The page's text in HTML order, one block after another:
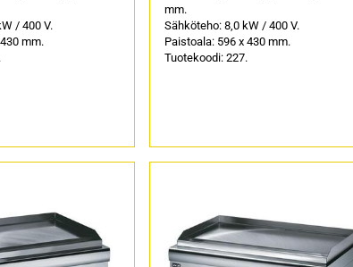
/ 400 V.
mm.
mm.
Sähköteho: 8,0 kW / 400 V.
Paistoala: 596 x 430 mm.
Tuotekoodi: 227.